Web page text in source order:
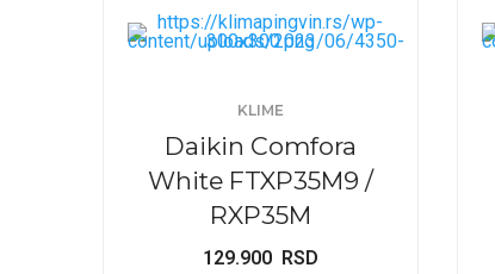
KLIME
Daikin Comfora
White FTXP35M9 /
RXP35M
129.900 RSD